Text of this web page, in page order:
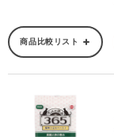
商品比較リスト